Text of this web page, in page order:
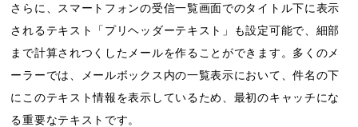
さらに、スマートフォンの受信一覧画面でのタイトル下に表示
されるテキスト「プリヘッダーテキスト」も設定可能で、細部
まで計算されつくしたメールを作ることができます。多くのメ
ーラーでは、メールボックス内の一覧表示において、件名の下
にこのテキスト情報を表示しているため、最初のキャッチにな
る重要なテキストです。